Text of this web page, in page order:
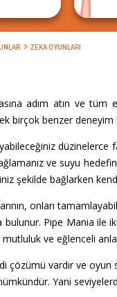
ZEKA OYUNLARI
adım atın ve tüm
birçok benzer deneyim
düzinelerce
ve suyu
şekilde bağlarken
onları
bulunur. Pipe Mania ile
ve eğlenceli
çözümü vardır ve
Yani